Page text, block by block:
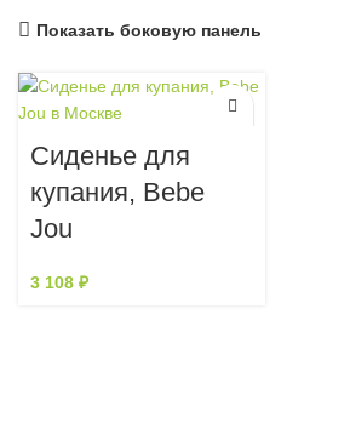
Показать боковую панель
Сиденье для
купания, Bebe
Jou
3 108 ₽